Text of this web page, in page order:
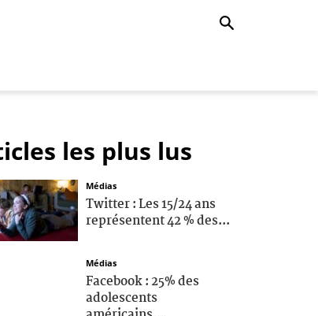
les plus lus
Médias
Twitter : Les 15/24 ans
représentent 42 % des...
Médias
Facebook : 25% des
adolescents